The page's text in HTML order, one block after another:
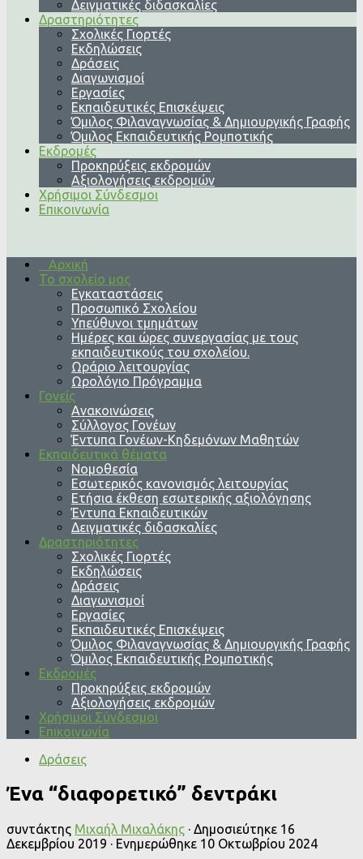
Δειγματικές διδασκαλίες
Δραστηριότητες
Σχολικές Γιορτές
Εκδηλώσεις
Δράσεις
Διαγωνισμοί
Εργασίες
Εκπαιδευτικές Επισκέψεις
Όμιλος Φιλαναγνωσίας & Δημιουργικής Γραφής
Όμιλος Εκπαιδευτικής Ρομποτικής
Εκδρομές
Προκηρύξεις εκδρομών
Αξιολογήσεις εκδρομών
Χρήσιμοι Σύνδεσμοι
Επικοινωνία
Αρχική
Το σχολείο μας
Εγκαταστάσεις
Προσωπικό Σχολείου
Υπεύθυνοι τμημάτων
Ημέρες και ώρες συνεργασίας με τους
εκπαιδευτικούς του σχολείου.
Ωράριο λειτουργίας
Ωρολόγιο Πρόγραμμα
Γονείς
Ανακοινώσεις
Σύλλογος Γονέων
Έντυπα Γονέων-Κηδεμόνων Μαθητών
Εκπαιδευτικά θέματα
Νομοθεσία
Εσωτερικός κανονισμός λειτουργίας
Ετήσια έκθεση εσωτερικής αξιολόγησης
Έντυπα Εκπαιδευτικών
Δειγματικές διδασκαλίες
Δραστηριότητες
Σχολικές Γιορτές
Εκδηλώσεις
Δράσεις
Διαγωνισμοί
Εργασίες
Εκπαιδευτικές Επισκέψεις
Όμιλος Φιλαναγνωσίας & Δημιουργικής Γραφής
Όμιλος Εκπαιδευτικής Ρομποτικής
Εκδρομές
Προκηρύξεις εκδρομών
Αξιολογήσεις εκδρομών
Χρήσιμοι Σύνδεσμοι
Επικοινωνία
Δράσεις
Ένα “διαφορετικό” δεντράκι
συντάκτης Μιχαήλ Μιχαλάκης · Δημοσιεύτηκε 16
Δεκεμβρίου 2019 · Ενημερώθηκε 10 Οκτωβρίου 2024